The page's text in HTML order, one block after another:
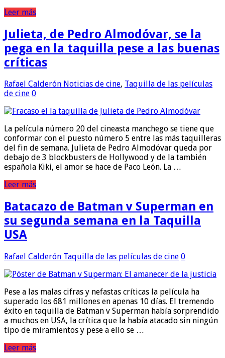
Leer más
Julieta, de Pedro Almodóvar, se la
pega en la taquilla pese a las buenas
críticas
Rafael Calderón Noticias de cine, Taquilla de las películas
de cine 0
La película número 20 del cineasta manchego se tiene que
conformar con el puesto número 5 entre las más taquilleras
del fin de semana. Julieta de Pedro Almodóvar queda por
debajo de 3 blockbusters de Hollywood y de la también
española Kiki, el amor se hace de Paco León. La …
Leer más
Batacazo de Batman v Superman en
su segunda semana en la Taquilla
USA
Rafael Calderón Taquilla de las películas de cine 0
Pese a las malas cifras y nefastas críticas la película ha
superado los 681 millones en apenas 10 días. El tremendo
éxito en taquilla de Batman v Superman había sorprendido
a muchos en USA, la crítica que la había atacado sin ningún
tipo de miramientos y pese a ello se …
Leer más